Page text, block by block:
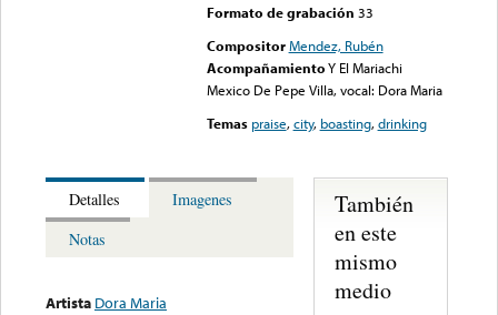
Formato de grabación 33
Compositor Mendez, Rubén
AcompañamientoY El Mariachi
Mexico De Pepe Villa, vocal: Dora Maria
Temas praise,city, boasting,drinking
Detalles
Imagenes
Notas
Artista Dora Maria
También
en este
mismo
medio